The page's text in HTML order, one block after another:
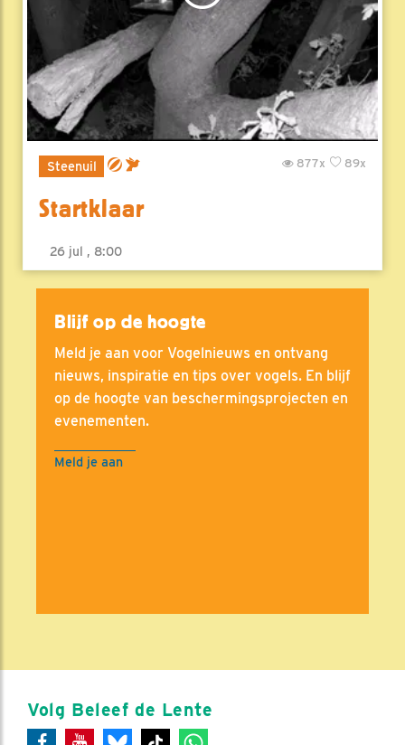
Steenuil 89x
877x
Startklaar
26 jul , 8:00
Blijf op de hoogte
Meld je aan voor Vogelnieuws en ontvang
nieuws, inspiratie en tips over vogels. En blijf
op de hoogte van beschermingsprojecten en
evenementen.
Meld je aan
Volg Beleef de Lente